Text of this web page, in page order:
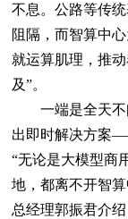
不息。公路等传
阻隔，而智算中
就运算肌理，推
及”。
一端是全天不
出即时解决方案
“无论是大模型商
地，都离不开智
总经理郭振君介